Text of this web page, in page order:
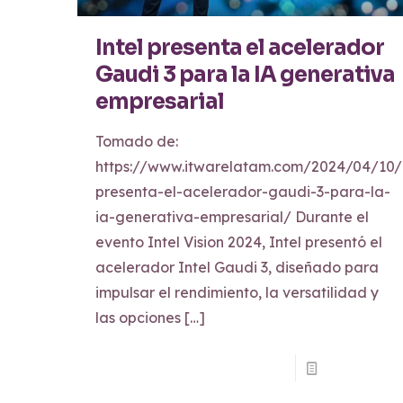
Intel presenta el acelerador
Gaudi 3 para la IA generativa
empresarial
Tomado de:
https://www.itwarelatam.com/2024/04/10/
presenta-el-acelerador-gaudi-3-para-la-
ia-generativa-empresarial/ Durante el
evento Intel Vision 2024, Intel presentó el
acelerador Intel Gaudi 3, diseñado para
impulsar el rendimiento, la versatilidad y
las opciones[…]